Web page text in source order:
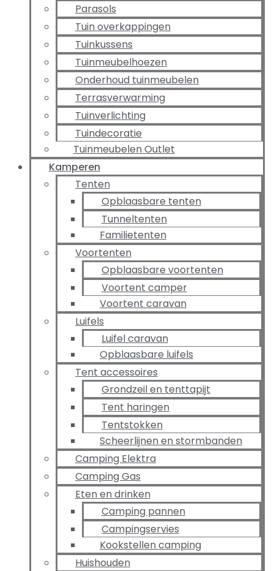
Parasols
Tuin overkappingen
Tuinkussens
Tuinmeubelhoezen
Onderhoud tuinmeubelen
Terrasverwarming
Tuinverlichting
Tuindecoratie
Tuinmeubelen Outlet
Kamperen
Tenten
Opblaasbare tenten
Tunneltenten
Familietenten
Voortenten
Opblaasbare voortenten
Voortent camper
Voortent caravan
Luifels
Luifel caravan
Opblaasbare luifels
Tent accessoires
Grondzeil en tenttapijt
Tent haringen
Tentstokken
Scheerlijnen en stormbanden
Camping Elektra
Camping Gas
Eten en drinken
Camping pannen
Campingservies
Kookstellen camping
Huishouden